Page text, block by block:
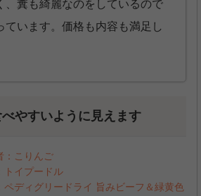
、糞も綺麗なのをしているので
ています。価格も内容も満足し
やすいように見えます
：こりんご
トイプードル
ペディグリードライ 旨みビーフ＆緑黄色